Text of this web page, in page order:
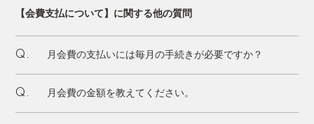
【会費支払について】に関する他の質問
Q. 月会費の支払いには毎月の手続きが必要ですか？
Q. 月会費の金額を教えてください。